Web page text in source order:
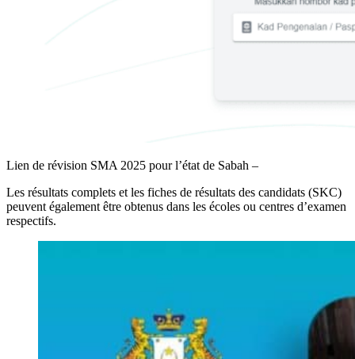
Lien de révision SMA 2025 pour l’état de Sabah –
Les résultats complets et les fiches de résultats des candidats (SKC)
peuvent également être obtenus dans les écoles ou centres d’examen
respectifs.